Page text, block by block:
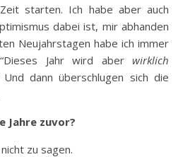
starten. Ich habe aber auch
dabei ist, mir abhanden
Neujahrstagen habe ich immer
Jahr wird aber wirklich
dann überschlugen sich die
Jahre zuvor?
zu sagen.